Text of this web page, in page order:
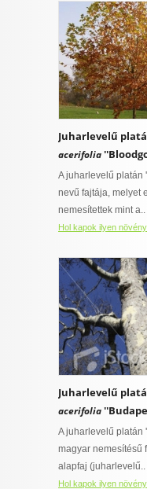
Juharlevelű
acerifolia
A juharlevelű platán
nevű fajtája, melyet
nemesítettek mint a..
Hol kapok ilyen
Juharlevelű
acerifolia
A juharlevelű platán
magyar nemesítésű
alapfaj (juharlevelű..
Hol kapok ilyen